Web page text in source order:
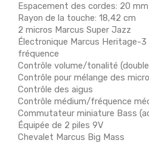
Espacement des cordes: 20 mm
Rayon de la touche: 18,42 cm
2 micros Marcus Super Jazz
Électronique Marcus Heritage-
fréquence
Contrôle volume/tonalité
Contrôle pour mélange des
Contrôle des aigus
Contrôle médium/fréquence
Commutateur miniature Bass
Équipée de 2 piles 9V
Chevalet Marcus Big Mass